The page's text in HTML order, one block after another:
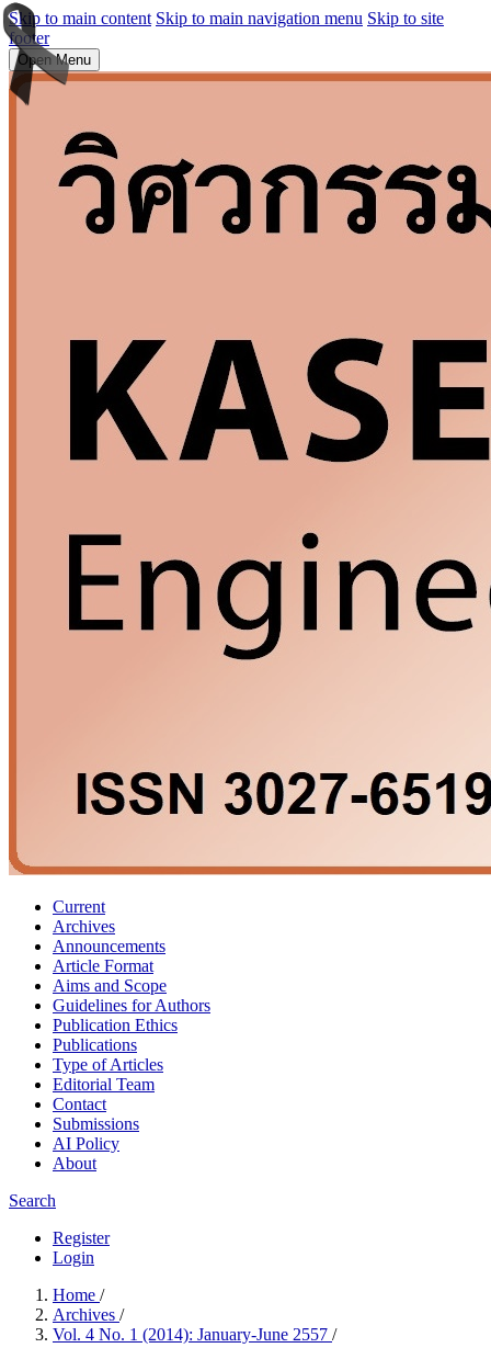
Skip to main content Skip to main navigation menu Skip to site
footer
Open Menu
Current
Archives
Announcements
Article Format
Aims and Scope
Guidelines for Authors
Publication Ethics
Publications
Type of Articles
Editorial Team
Contact
Submissions
AI Policy
About
Search
Register
Login
Home /
Archives /
Vol. 4 No. 1 (2014): January-June 2557 /